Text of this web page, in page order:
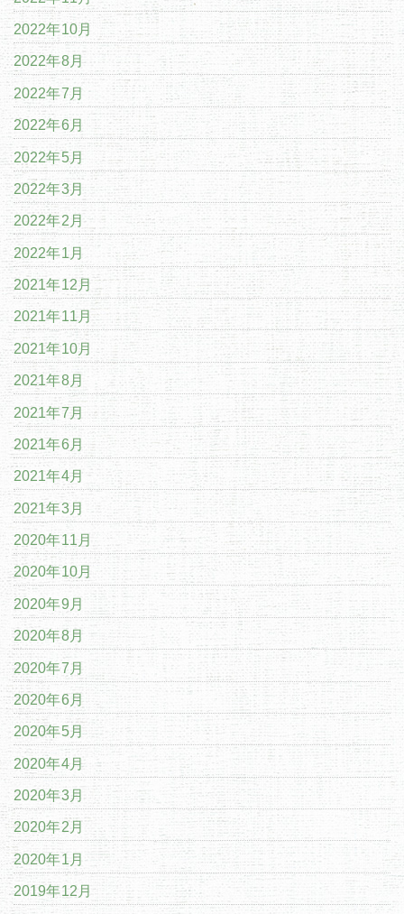
2022年10月
2022年8月
2022年7月
2022年6月
2022年5月
2022年3月
2022年2月
2022年1月
2021年12月
2021年11月
2021年10月
2021年8月
2021年7月
2021年6月
2021年4月
2021年3月
2020年11月
2020年10月
2020年9月
2020年8月
2020年7月
2020年6月
2020年5月
2020年4月
2020年3月
2020年2月
2020年1月
2019年12月